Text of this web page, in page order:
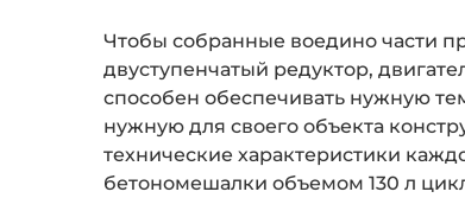
Чтобы собранные воедино части
двуступенчатый редуктор,
способен обеспечивать нужную
нужную для своего объекта
технические характеристики
бетономешалки объемом 130 л